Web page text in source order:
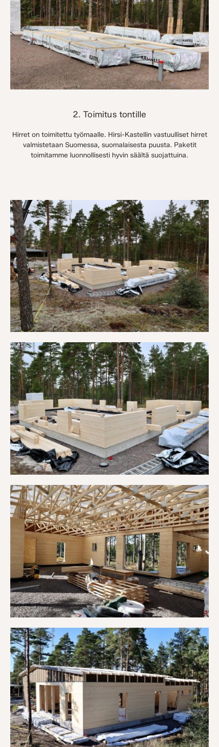
2. Toimitus tontille
Hirret on toimitettu työmaalle. Hirsi-Kastellin vastuulliset hirret
valmistetaan Suomessa, suomalaisesta puusta. Paketit
toimitamme luonnollisesti hyvin säältä suojattuina.